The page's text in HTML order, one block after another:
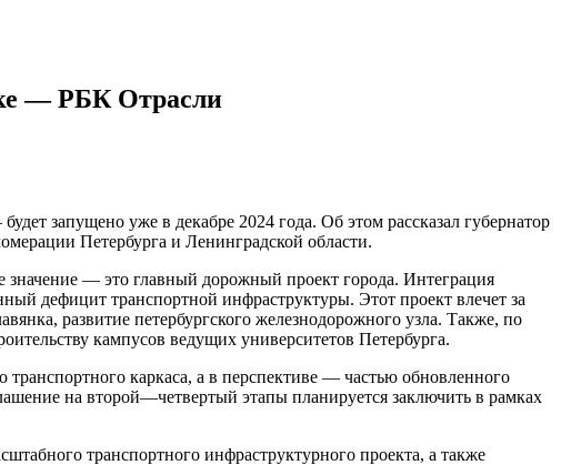
— РБК Отрасли
запущено уже в декабре 2024 года. Об этом рассказал губернатор
Петербурга и Ленинградской области.
значение — это главный дорожный проект города. Интеграция
дефицит транспортной инфраструктуры. Этот проект влечет за
развитие петербургского железнодорожного узла. Также, по
кампусов ведущих университетов Петербурга.
каркаса, а в перспективе — частью обновленного
на второй—четвертый этапы планируется заключить в рамках
транспортного инфраструктурного проекта, а также